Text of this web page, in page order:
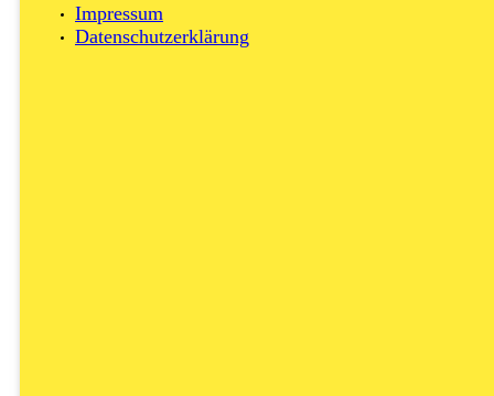
Impressum
Datenschutzerklärung